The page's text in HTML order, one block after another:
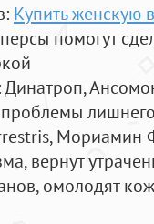
Купить женскую
помогут
: Динатроп,
Мориамин
вернут
омолодят